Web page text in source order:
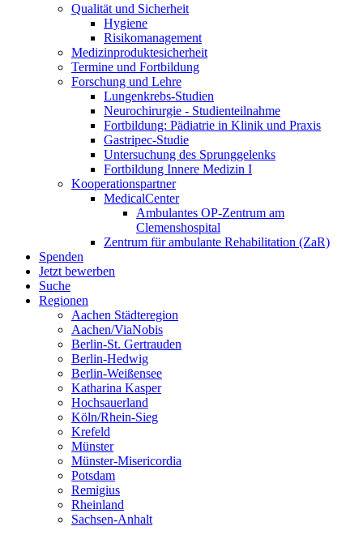
Qualität und Sicherheit
Hygiene
Risikomanagement
Medizinproduktesicherheit
Termine und Fortbildung
Forschung und Lehre
Lungenkrebs-Studien
Neurochirurgie - Studienteilnahme
Fortbildung: Pädiatrie in Klinik und Praxis
Gastripec-Studie
Untersuchung des Sprunggelenks
Fortbildung Innere Medizin I
Kooperationspartner
MedicalCenter
Ambulantes OP-Zentrum am
Clemenshospital
Zentrum für ambulante Rehabilitation (ZaR)
Spenden
Jetzt bewerben
Suche
Regionen
Aachen Städteregion
Aachen/ViaNobis
Berlin-St. Gertrauden
Berlin-Hedwig
Berlin-Weißensee
Katharina Kasper
Hochsauerland
Köln/Rhein-Sieg
Krefeld
Münster
Münster-Misericordia
Potsdam
Remigius
Rheinland
Sachsen-Anhalt